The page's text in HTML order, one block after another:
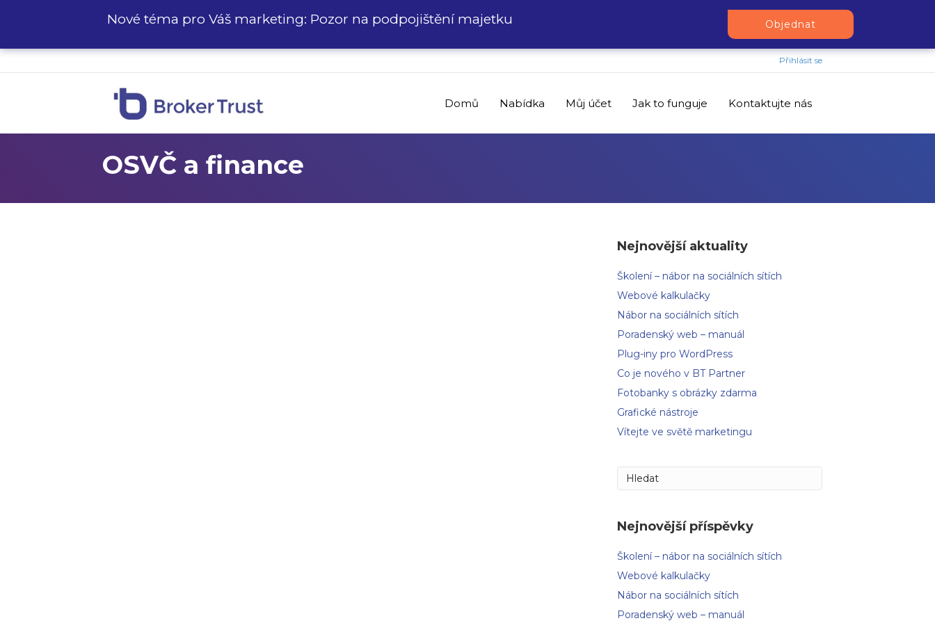
Přihlásit se
Domů Nabídka Můj účet Jak to funguje Kontaktujte nás
OSVČ a finance
Nejnovější aktuality
Školení – nábor na sociálních sítích
Webové kalkulačky
Nábor na sociálních sítích
Poradenský web – manuál
Plug-iny pro WordPress
Co je nového v BT Partner
Fotobanky s obrázky zdarma
Grafické nástroje
Vítejte ve světě marketingu
Nejnovější příspěvky
Školení – nábor na sociálních sítích
Webové kalkulačky
Nábor na sociálních sítích
Poradenský web – manuál
Nové téma pro Váš marketing: Pozor na podpojištění majetku Objednat